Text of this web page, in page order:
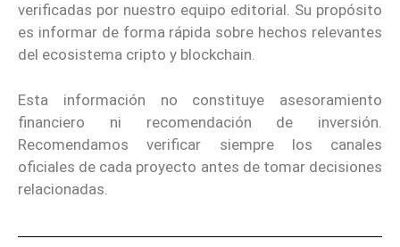
verificadas por nuestro equipo editorial. Su propósito
es informar de forma rápida sobre hechos relevantes
del ecosistema cripto y blockchain.
Esta información no constituye asesoramiento
financiero ni recomendación de inversión.
Recomendamos verificar siempre los canales
oficiales de cada proyecto antes de tomar decisiones
relacionadas.